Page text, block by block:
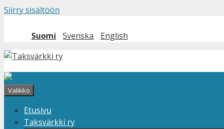
Siirry sisältöön
Suomi Svenska English
Valikko
Etusivu
Taksvärkki ry